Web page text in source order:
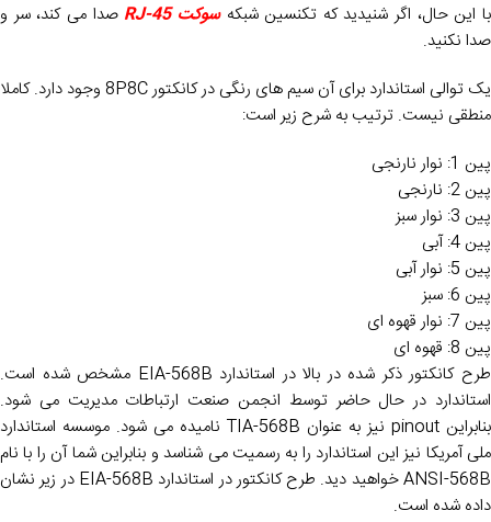
با این حال، اگر شنیدید که تکنسین شبکهسوکت RJ-45
صدا می کند، سر و
صدا نکنید.
یک توالی استاندارد برای آن سیم های رنگی در کانکتور 8P8C وجود دارد. کاملا
منطقی نیست. ترتیب به شرح زیر است:
پین 1: نوار نارنجی
پین 2: نارنجی
پین 3: نوار سبز
پین 4: آبی
پین 5: نوار آبی
پین 6: سبز
پین 7: نوار قهوه ای
پین 8: قهوه ای
طرح کانکتور ذکر شده در بالا در استاندارد EIA-568B مشخص شده است.
استاندارد در حال حاضر توسط انجمن صنعت ارتباطات مدیریت می شود.
بنابراین pinout نیز به عنوان TIA-568B نامیده می شود. موسسه استاندارد
ملی آمریکا نیز این استاندارد را به رسمیت می شناسد و بنابراین شما آن را با نام
ANSI-568B خواهید دید. طرح کانکتور در استاندارد EIA-568B در زیر نشان
داده شده است.